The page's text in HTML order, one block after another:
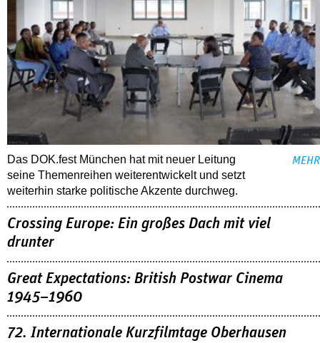
Das DOK.fest München hat mit neuer Leitung
seine Themenreihen weiterentwickelt und setzt
weiterhin starke politische Akzente durchweg.
MEHR
Crossing Europe: Ein großes Dach mit viel
drunter
Great Expectations: British Postwar Cinema
1945–1960
72. Internationale Kurzfilmtage Oberhausen